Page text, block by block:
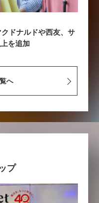
ドナルドや西友、サ
を追加
へ
プ